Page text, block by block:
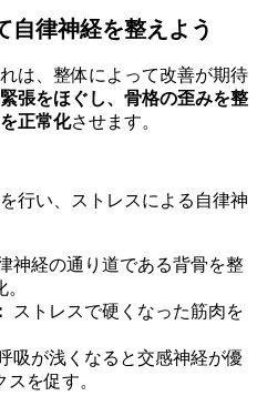
自律神経を整えよう
は、整体によって改善が期待
張をほぐし、骨格の歪みを整
正常化させます。
行い、ストレスによる自律神
神経の通り道である背骨を整
ストレスで硬くなった筋肉を
吸が浅くなると交感神経が優
を促す。